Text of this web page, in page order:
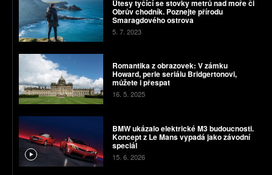
Útesy tyčící se stovky metrů nad moře či
Obrův chodník. Poznejte přírodu
Smaragdového ostrova
5. 7. 2023
Romantika z obrazovek: V zámku
Howard, perle seriálu Bridgertonovi,
můžete i přespat
16. 5. 2025
BMW ukázalo elektrické M3 budoucnosti.
Koncept z Le Mans vypadá jako závodní
speciál
15. 6. 2026